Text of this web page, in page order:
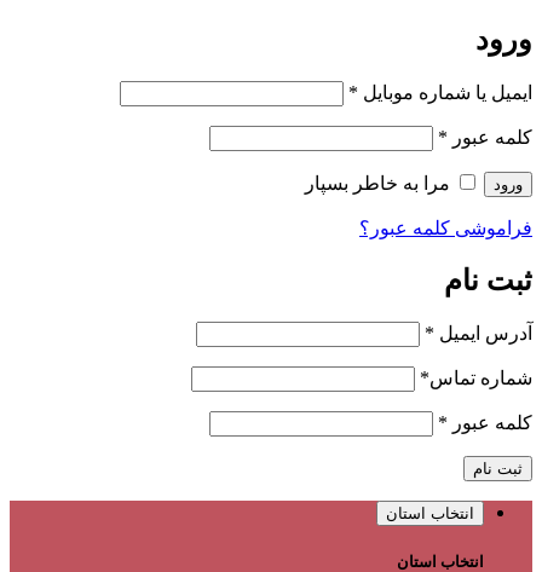
ورود
ایمیل یا شماره موبایل *
کلمه عبور *
ورود مرا به خاطر بسپار
فراموشی کلمه عبور؟
ثبت نام
آدرس ایمیل *
شماره تماس*
کلمه عبور *
ثبت نام
انتخاب استان
انتخاب استان